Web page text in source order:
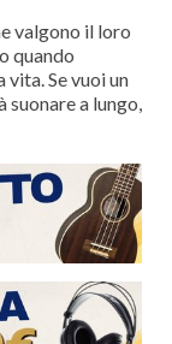
valgono il loro
quando
Se vuoi un
suonare a lungo,